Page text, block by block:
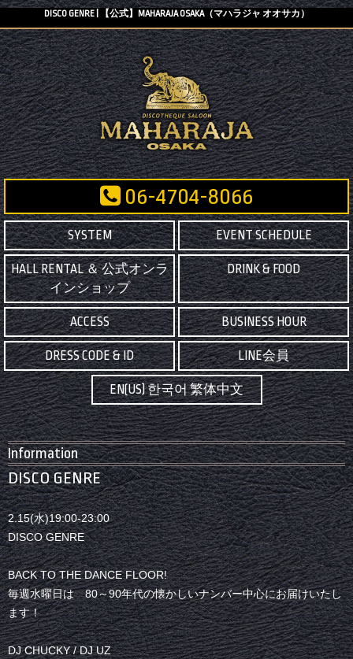
DISCO GENRE | 【公式】MAHARAJA OSAKA（マハラジャ オオサカ）
06-4704-8066
SYSTEM EVENT SCHEDULE
HALL RENTAL ＆ 公式オンラ
インショップ
DRINK & FOOD
ACCESS BUSINESS HOUR
DRESS CODE & ID LINE会員
EN(US) 한국어 繁体中文
Information
DISCO GENRE
2.15(水)19:00-23:00
DISCO GENRE
BACK TO THE DANCE FLOOR!
毎週水曜日は 80～90年代の懐かしいナンバー中心にお届けいたし
ます！
DJ CHUCKY / DJ UZ